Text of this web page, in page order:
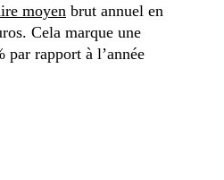
moyen brut annuel en
Cela marque une
par rapport à l’année